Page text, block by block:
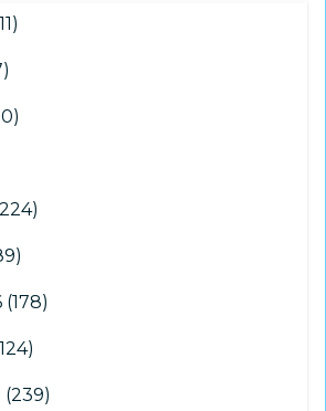
(178)
(239)